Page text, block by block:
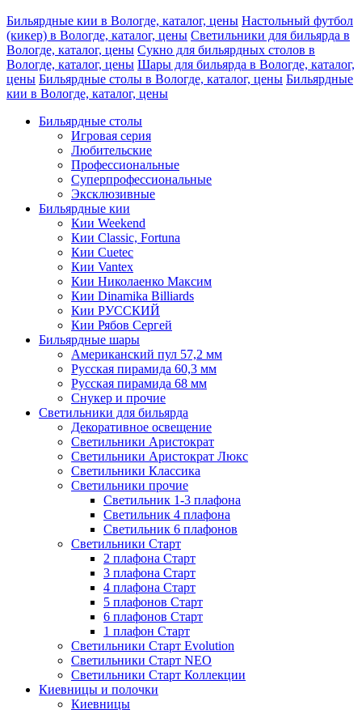
Бильярдные кии в Вологде, каталог, цены Настольный футбол
(кикер) в Вологде, каталог, цены Светильники для бильярда в
Вологде, каталог, цены Сукно для бильярдных столов в
Вологде, каталог, цены Шары для бильярда в Вологде, каталог,
цены Бильярдные столы в Вологде, каталог, цены Бильярдные
кии в Вологде, каталог, цены
Бильярдные столы
Игровая серия
Любительские
Профессиональные
Суперпрофессиональные
Эксклюзивные
Бильярдные кии
Кии Weekend
Кии Classic, Fortuna
Кии Cuetec
Кии Vantex
Кии Николаенко Максим
Кии Dinamika Billiards
Кии РУССКИЙ
Кии Рябов Сергей
Бильярдные шары
Американский пул 57,2 мм
Русская пирамида 60,3 мм
Русская пирамида 68 мм
Снукер и прочие
Светильники для бильярда
Декоративное освещение
Светильники Аристократ
Светильники Аристократ Люкс
Светильники Классика
Светильники прочие
Светильник 1-3 плафона
Светильник 4 плафона
Светильник 6 плафонов
Светильники Старт
2 плафона Старт
3 плафона Старт
4 плафона Старт
5 плафонов Старт
6 плафонов Старт
1 плафон Старт
Светильники Старт Evolution
Светильники Старт NEO
Светильники Старт Коллекции
Киевницы и полочки
Киевницы